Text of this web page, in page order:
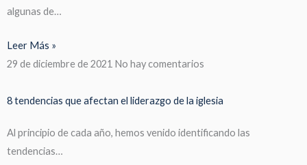
algunas de…
Leer Más »
29 de diciembre de 2021 No hay comentarios
8 tendencias que afectan el liderazgo de la iglesia
Al principio de cada año, hemos venido identificando las
tendencias…